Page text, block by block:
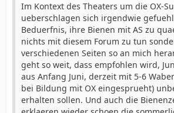
Im Kontext des Theaters um die OX-
ueberschlagen sich irgendwie
Beduerfnis, ihre Bienen mit AS zu
nichts mit diesem Forum zu tun
verschiedenen Seiten so an mich
geht so weit, dass empfohlen wird,
aus Anfang Juni, derzeit mit 5-6
bei Bildung mit OX eingesprueht)
erhalten sollen. Und auch die